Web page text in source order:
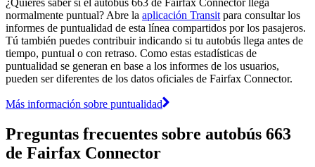
¿Quieres saber si el autobús 663 de Fairfax Connector llega
normalmente puntual? Abre la aplicación Transit para consultar los
informes de puntualidad de esta línea compartidos por los pasajeros.
Tú también puedes contribuir indicando si tu autobús llega antes de
tiempo, puntual o con retraso. Como estas estadísticas de
puntualidad se generan en base a los informes de los usuarios,
pueden ser diferentes de los datos oficiales de Fairfax Connector.
Más información sobre puntualidad
Preguntas frecuentes sobre autobús 663
de Fairfax Connector